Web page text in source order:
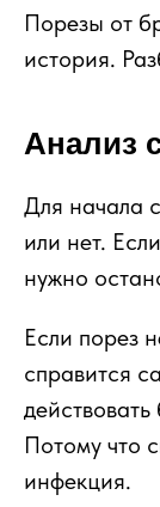
Порезы от
история.
Анализ
Для начала
или нет.
нужно
Если порез
справится
Потому что
инфекция.